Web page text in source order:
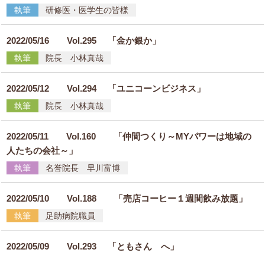
執筆 研修医・医学生の皆様
2022/05/16Vol.295 「金か銀か」
執筆 院長 小林真哉
2022/05/12Vol.294 「ユニコーンビジネス」
執筆 院長 小林真哉
2022/05/11Vol.160 「仲間つくり～MYパワーは地域の
人たちの会社～」
執筆 名誉院長 早川富博
2022/05/10Vol.188 「売店コーヒー１週間飲み放題」
執筆 足助病院職員
2022/05/09Vol.293 「ともさん へ」